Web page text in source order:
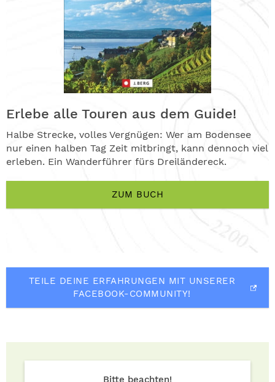
Erlebe alle Touren aus dem Guide!
Halbe Strecke, volles Vergnügen: Wer am Bodensee
nur einen halben Tag Zeit mitbringt, kann dennoch viel
erleben. Ein Wanderführer fürs Dreiländereck.
ZUM BUCH
TEILE DEINE ERFAHRUNGEN MIT UNSERER
FACEBOOK-COMMUNITY!
Bitte beachten!